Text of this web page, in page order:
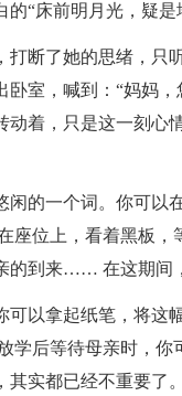
的“床前明月光，疑
断了她的思绪，只
卧室，喊到：“妈妈
动着，只是这一刻
闲的一个词。你可以
座位上，看着黑板
的到来…… 在这期间
可以拿起纸笔，将这
学后等待母亲时，
实都已经不重要了。